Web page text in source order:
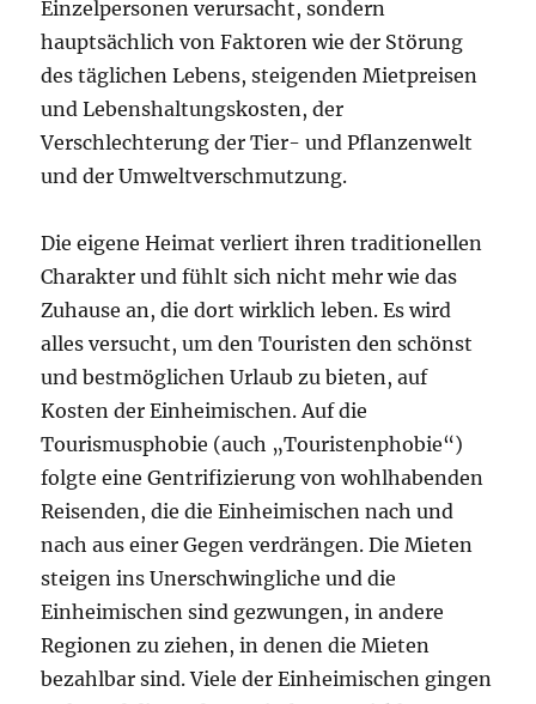
Einzelpersonen verursacht, sondern
hauptsächlich von Faktoren wie der Störung
des täglichen Lebens, steigenden Mietpreisen
und Lebenshaltungskosten, der
Verschlechterung der Tier- und Pflanzenwelt
und der Umweltverschmutzung.
Die eigene Heimat verliert ihren traditionellen
Charakter und fühlt sich nicht mehr wie das
Zuhause an, die dort wirklich leben. Es wird
alles versucht, um den Touristen den schönst
und bestmöglichen Urlaub zu bieten, auf
Kosten der Einheimischen. Auf die
Tourismusphobie (auch „Touristenphobie“)
folgte eine Gentrifizierung von wohlhabenden
Reisenden, die die Einheimischen nach und
nach aus einer Gegen verdrängen. Die Mieten
steigen ins Unerschwingliche und die
Einheimischen sind gezwungen, in andere
Regionen zu ziehen, in denen die Mieten
bezahlbar sind. Viele der Einheimischen gingen